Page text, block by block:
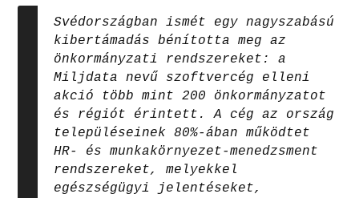
Svédországban ismét egy nagyszabású
kibertámadás bénította meg az
önkormányzati rendszereket: a
Miljdata nevű szoftvercég elleni
akció több mint 200 önkormányzatot
és régiót érintett. A cég az ország
településeinek 80%-ában működtet
HR- és munkakörnyezet-menedzsment
rendszereket, melyekkel
egészségügyi jelentéseket,